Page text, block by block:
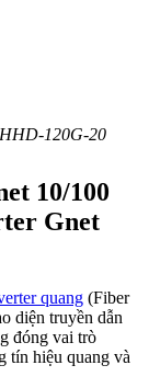
120G-20
10/100
Gnet
quang (Fiber
diện truyền dẫn
đóng vai trò
tín hiệu quang và